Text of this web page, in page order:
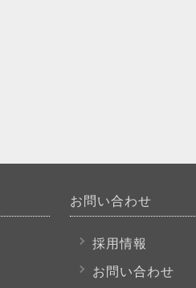
お問い合わせ
採用情報
お問い合わせ